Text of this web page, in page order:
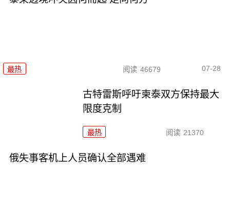
最热 阅读 46679 07-28
古特雷斯呼吁柬泰双方保持最大
限度克制
最热 阅读 21370
俄失事客机上人员确认全部遇难